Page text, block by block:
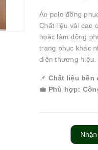
Áo polo đồng
Chất liệu vải cao
hoặc làm đồng
trang phục khác
diện thương hiệu.
📌 Chất liệu bền
💼 Phù hợp: